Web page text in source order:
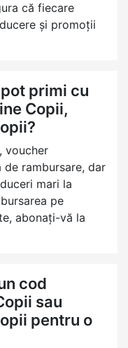
că fiecare
și promoții
primi cu
Copii,
voucher
rambursare, dar
mari la
pe
abonați-vă la
cod
sau
pentru o